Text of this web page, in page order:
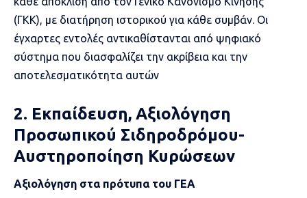
(ΓΚΚ), με διατήρηση ιστορικού για κάθε συμβάν. Οι
έγχαρτες εντολές αντικαθίστανται από ψηφιακό
σύστημα που διασφαλίζει την ακρίβεια και την
αποτελεσματικότητα αυτών
2. Εκπαίδευση, Αξιολόγηση
Προσωπικού Σιδηροδρόμου-
Αυστηροποίηση Κυρώσεων
Αξιολόγηση στα πρότυπα του ΓΕΑ